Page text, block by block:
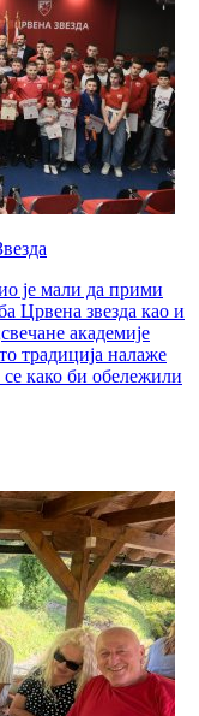
је мали да прими
Црвена звезда као и
академије
традиција налаже
како би обележили